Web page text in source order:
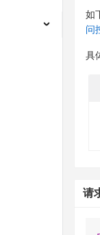
如
问
具
请